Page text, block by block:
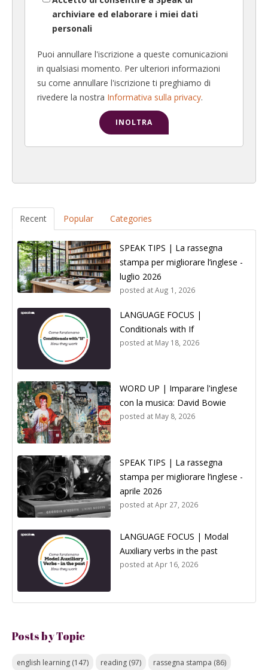
archiviare ed elaborare i miei dati
personali
Puoi annullare l'iscrizione a queste comunicazioni
in qualsiasi momento. Per ulteriori informazioni
su come annullare l'iscrizione ti preghiamo di
rivedere la nostra Informativa sulla privacy.
Recent Popular Categories
SPEAK TIPS | La rassegna
stampa per migliorare l’inglese -
luglio 2026
posted atAug 1, 2026
LANGUAGE FOCUS |
Conditionals with If
posted at May 18, 2026
WORD UP | Imparare l'inglese
con la musica: David Bowie
posted at May 8, 2026
SPEAK TIPS | La rassegna
stampa per migliorare l’inglese -
aprile 2026
posted atApr 27, 2026
LANGUAGE FOCUS | Modal
Auxiliary verbs in the past
posted atApr 16, 2026
Posts by Topic
english learning (147) reading (97) rassegna stampa (86)